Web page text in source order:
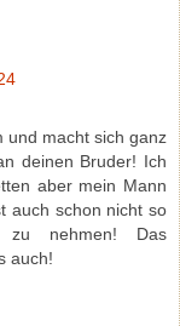
und macht sich ganz
deinen Bruder! Ich
aber mein Mann
auch schon nicht so
zu nehmen! Das
auch!